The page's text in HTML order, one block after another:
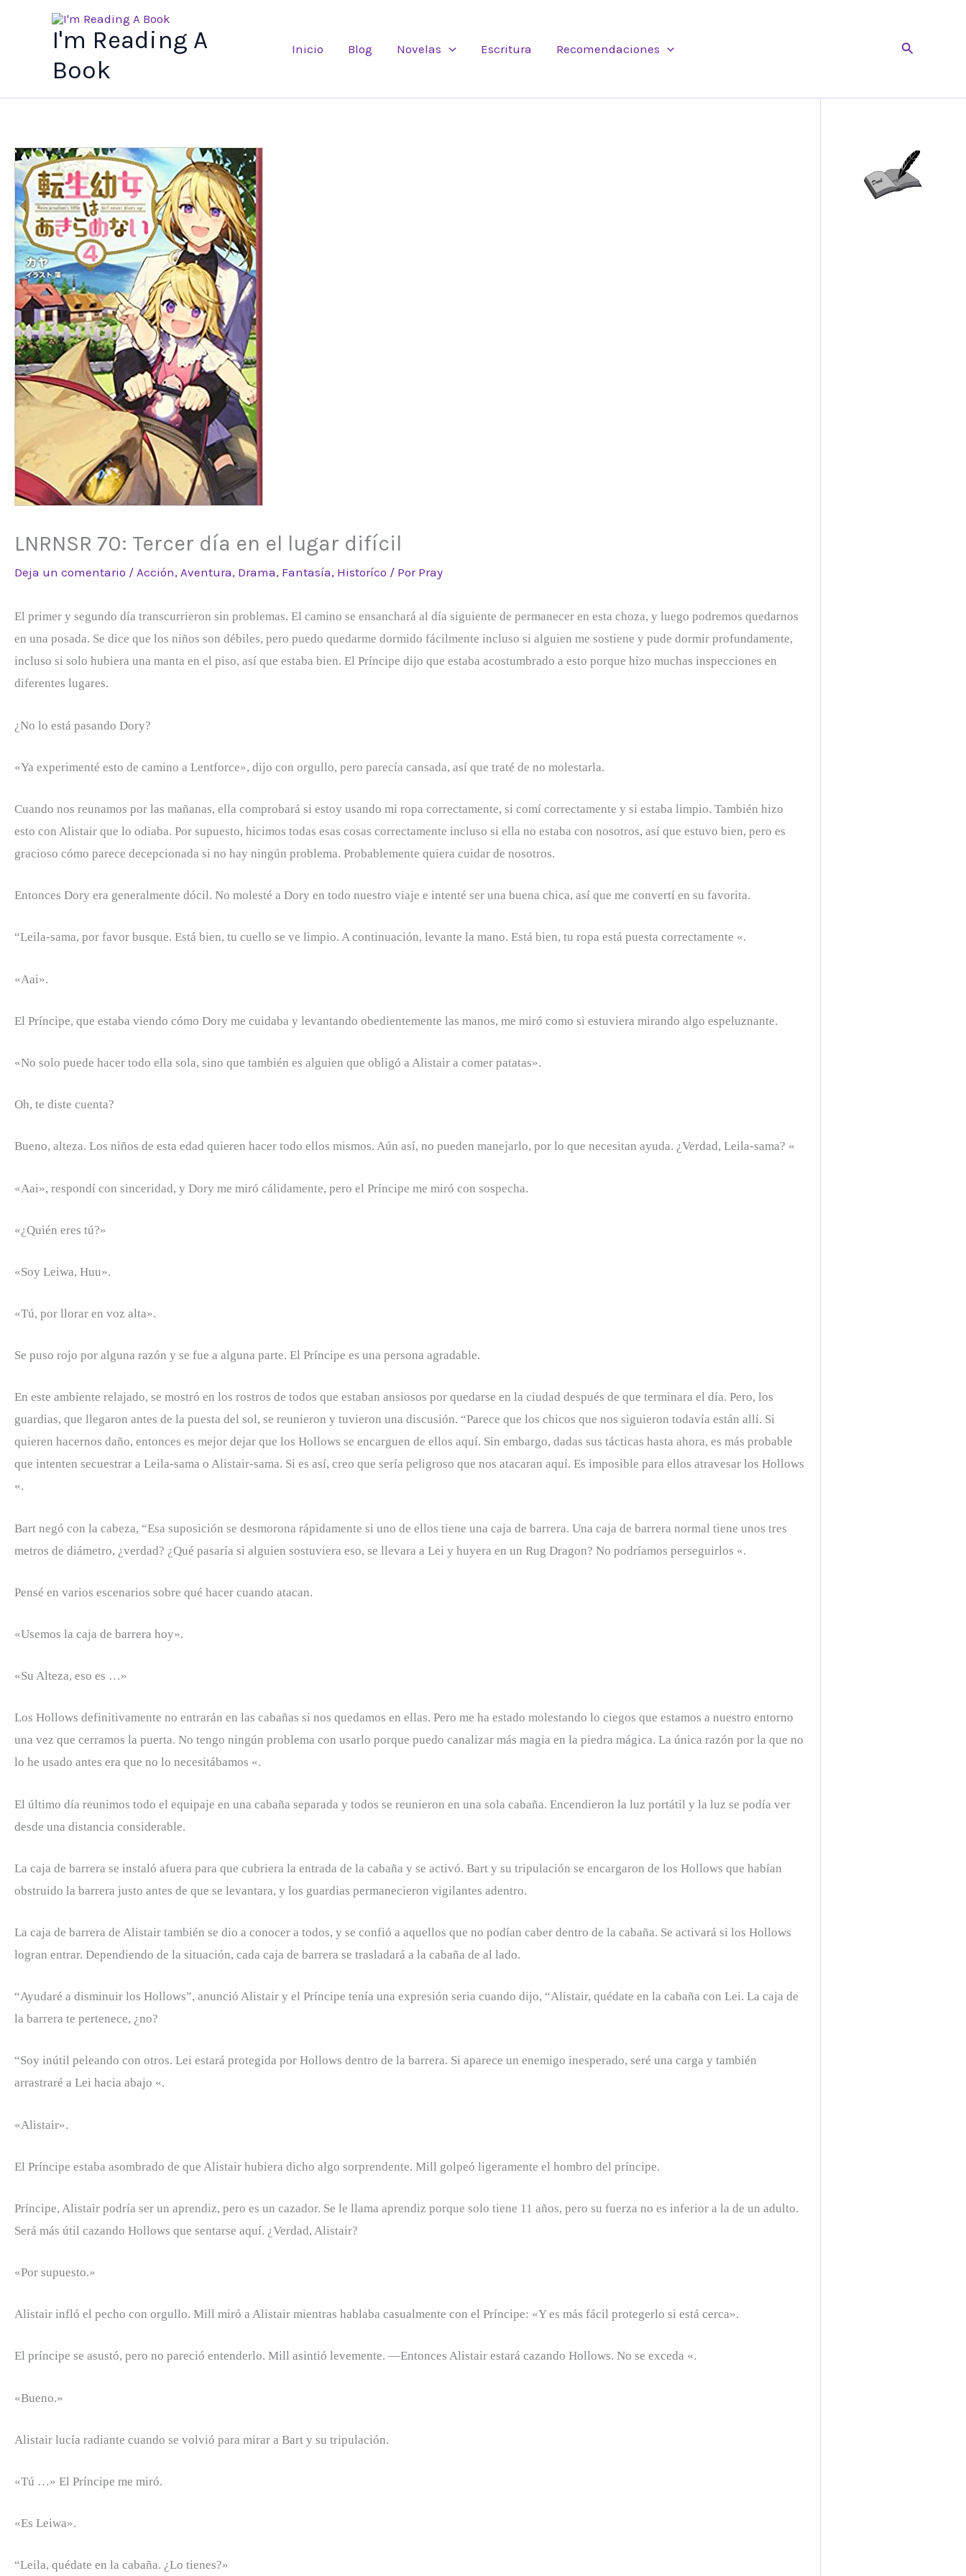
I'm Reading A
Book
Inicio Blog Novelas Escritura Recomendaciones Buscar
LNRNSR 70: Tercer día en el lugar difícil
Deja un comentario / Acción, Aventura, Drama, Fantasía, Historíco / Por Pray
El primer y segundo día transcurrieron sin problemas. El camino se ensanchará al día siguiente de permanecer en esta choza, y luego podremos quedarnos
en una posada. Se dice que los niños son débiles, pero puedo quedarme dormido fácilmente incluso si alguien me sostiene y pude dormir profundamente,
incluso si solo hubiera una manta en el piso, así que estaba bien. El Príncipe dijo que estaba acostumbrado a esto porque hizo muchas inspecciones en
diferentes lugares.
¿No lo está pasando Dory?
«Ya experimenté esto de camino a Lentforce», dijo con orgullo, pero parecía cansada, así que traté de no molestarla.
Cuando nos reunamos por las mañanas, ella comprobará si estoy usando mi ropa correctamente, si comí correctamente y si estaba limpio. También hizo
esto con Alistair que lo odiaba. Por supuesto, hicimos todas esas cosas correctamente incluso si ella no estaba con nosotros, así que estuvo bien, pero es
gracioso cómo parece decepcionada si no hay ningún problema. Probablemente quiera cuidar de nosotros.
Entonces Dory era generalmente dócil. No molesté a Dory en todo nuestro viaje e intenté ser una buena chica, así que me convertí en su favorita.
“Leila-sama, por favor busque. Está bien, tu cuello se ve limpio. A continuación, levante la mano. Está bien, tu ropa está puesta correctamente «.
«Aai».
El Príncipe, que estaba viendo cómo Dory me cuidaba y levantando obedientemente las manos, me miró como si estuviera mirando algo espeluznante.
«No solo puede hacer todo ella sola, sino que también es alguien que obligó a Alistair a comer patatas».
Oh, te diste cuenta?
Bueno, alteza. Los niños de esta edad quieren hacer todo ellos mismos. Aún así, no pueden manejarlo, por lo que necesitan ayuda. ¿Verdad, Leila-sama? «
«Aai», respondí con sinceridad, y Dory me miró cálidamente, pero el Príncipe me miró con sospecha.
«¿Quién eres tú?»
«Soy Leiwa, Huu».
«Tú, por llorar en voz alta».
Se puso rojo por alguna razón y se fue a alguna parte. El Príncipe es una persona agradable.
En este ambiente relajado, se mostró en los rostros de todos que estaban ansiosos por quedarse en la ciudad después de que terminara el día. Pero, los
guardias, que llegaron antes de la puesta del sol, se reunieron y tuvieron una discusión. “Parece que los chicos que nos siguieron todavía están allí. Si
quieren hacernos daño, entonces es mejor dejar que los Hollows se encarguen de ellos aquí. Sin embargo, dadas sus tácticas hasta ahora, es más probable
que intenten secuestrar a Leila-sama o Alistair-sama. Si es así, creo que sería peligroso que nos atacaran aquí. Es imposible para ellos atravesar los Hollows
«.
Bart negó con la cabeza, “Esa suposición se desmorona rápidamente si uno de ellos tiene una caja de barrera. Una caja de barrera normal tiene unos tres
metros de diámetro, ¿verdad? ¿Qué pasaría si alguien sostuviera eso, se llevara a Lei y huyera en un Rug Dragon? No podríamos perseguirlos «.
Pensé en varios escenarios sobre qué hacer cuando atacan.
«Usemos la caja de barrera hoy».
«Su Alteza, eso es …»
Los Hollows definitivamente no entrarán en las cabañas si nos quedamos en ellas. Pero me ha estado molestando lo ciegos que estamos a nuestro entorno
una vez que cerramos la puerta. No tengo ningún problema con usarlo porque puedo canalizar más magia en la piedra mágica. La única razón por la que no
lo he usado antes era que no lo necesitábamos «.
El último día reunimos todo el equipaje en una cabaña separada y todos se reunieron en una sola cabaña. Encendieron la luz portátil y la luz se podía ver
desde una distancia considerable.
La caja de barrera se instaló afuera para que cubriera la entrada de la cabaña y se activó. Bart y su tripulación se encargaron de los Hollows que habían
obstruido la barrera justo antes de que se levantara, y los guardias permanecieron vigilantes adentro.
La caja de barrera de Alistair también se dio a conocer a todos, y se confió a aquellos que no podían caber dentro de la cabaña. Se activará si los Hollows
logran entrar. Dependiendo de la situación, cada caja de barrera se trasladará a la cabaña de al lado.
“Ayudaré a disminuir los Hollows”, anunció Alistair y el Príncipe tenía una expresión seria cuando dijo, “Alistair, quédate en la cabaña con Lei. La caja de
la barrera te pertenece, ¿no?
“Soy inútil peleando con otros. Lei estará protegida por Hollows dentro de la barrera. Si aparece un enemigo inesperado, seré una carga y también
arrastraré a Lei hacia abajo «.
«Alistair».
El Príncipe estaba asombrado de que Alistair hubiera dicho algo sorprendente. Mill golpeó ligeramente el hombro del príncipe.
Príncipe, Alistair podría ser un aprendiz, pero es un cazador. Se le llama aprendiz porque solo tiene 11 años, pero su fuerza no es inferior a la de un adulto.
Será más útil cazando Hollows que sentarse aquí. ¿Verdad, Alistair?
«Por supuesto.»
Alistair infló el pecho con orgullo. Mill miró a Alistair mientras hablaba casualmente con el Príncipe: «Y es más fácil protegerlo si está cerca».
El príncipe se asustó, pero no pareció entenderlo. Mill asintió levemente. —Entonces Alistair estará cazando Hollows. No se exceda «.
«Bueno.»
Alistair lucía radiante cuando se volvió para mirar a Bart y su tripulación.
«Tú …» El Príncipe me miró.
«Es Leiwa».
“Leila, quédate en la cabaña. ¿Lo tienes?»